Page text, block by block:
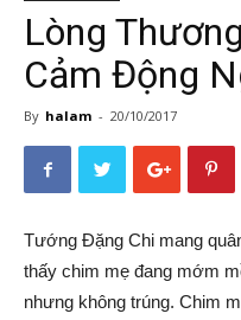
Lòng
Cảm Động
By halam - 20/10/2017
Tướng Đặng Chi mang
thấy chim mẹ đang mớm
nhưng không trúng. Chim